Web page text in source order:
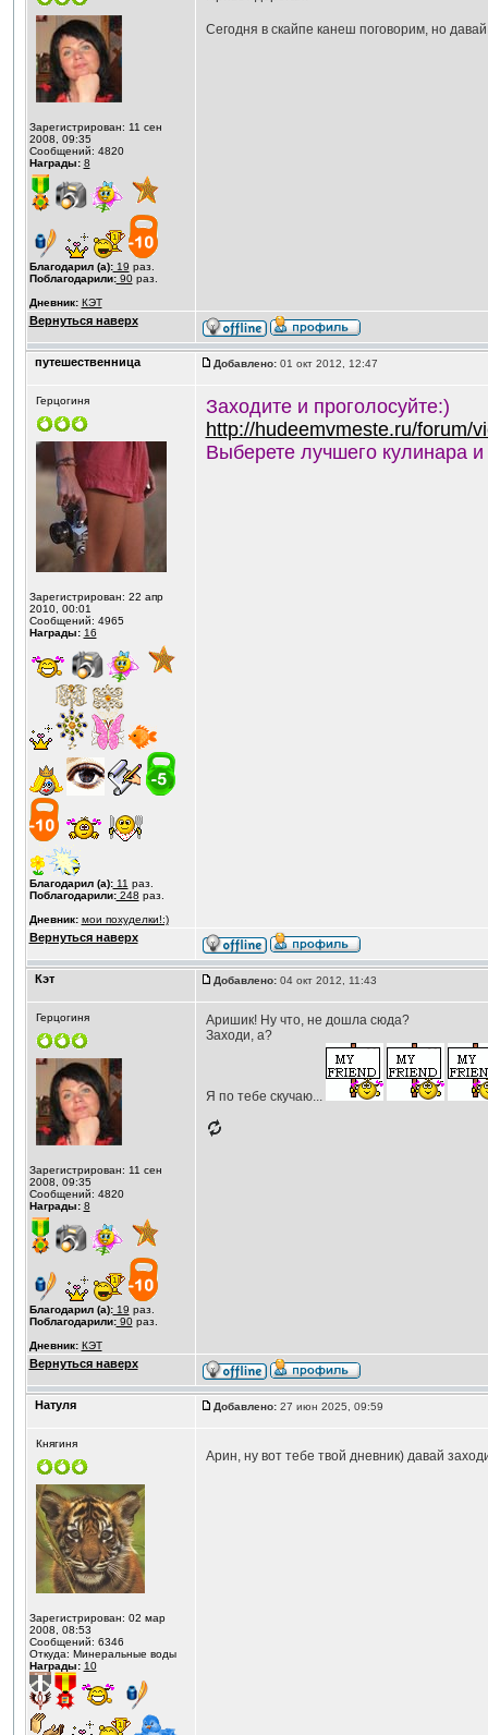
Зарегистрирован: 11 сен
2008, 09:35
Сообщений: 4820
Награды: 8
Благодарил (а):19 раз.
Поблагодарили:90раз.
Дневник: КЭТ
Сегодня в скайпе канеш поговорим, но
Вернуться наверх
путешественница Добавлено:01 окт 2012, 12:47
Герцогиня
Зарегистрирован: 22 апр
2010, 00:01
Сообщений: 4965
Награды: 16
Благодарил (а):11 раз.
Поблагодарили:248 раз.
Дневник: мои похуделки!:)
Заходите и проголосуйте:)
http://hudeemvmeste.ru/forum/
Выберете лучшего кулинара
Вернуться наверх
Кэт Добавлено:04 окт 2012, 11:43
Герцогиня
Зарегистрирован: 11 сен
2008, 09:35
Сообщений: 4820
Награды: 8
Благодарил (а):19 раз.
Поблагодарили:90раз.
Дневник: КЭТ
Аришик! Ну что, не дошла сюда?
Заходи, а?
Я по тебе скучаю...
Вернуться наверх
Натуля Добавлено:27 июн 2025, 09:59
Княгиня
Зарегистрирован: 02 мар
2008, 08:53
Сообщений: 6346
Откуда: Минеральные воды
Награды: 10
Арин, ну вот тебе твой дневник) давай